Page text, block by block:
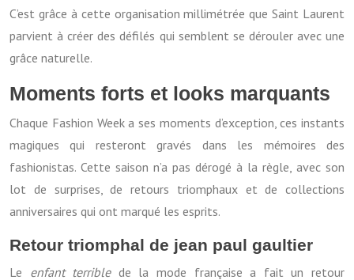
C’est grâce à cette organisation millimétrée que Saint Laurent
parvient à créer des défilés qui semblent se dérouler avec une
grâce naturelle.
Moments forts et looks marquants
Chaque Fashion Week a ses moments d’exception, ces instants
magiques qui resteront gravés dans les mémoires des
fashionistas. Cette saison n’a pas dérogé à la règle, avec son
lot de surprises, de retours triomphaux et de collections
anniversaires qui ont marqué les esprits.
Retour triomphal de jean paul gaultier
Le enfant terrible de la mode française a fait un retour